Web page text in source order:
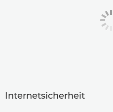
Internetsicherheit